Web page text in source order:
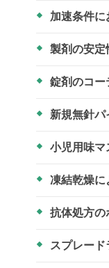
加速条件
製剤の安定
錠剤のコ
新規無針
小児用味マ
凍結乾燥
抗体処方の
スプレー